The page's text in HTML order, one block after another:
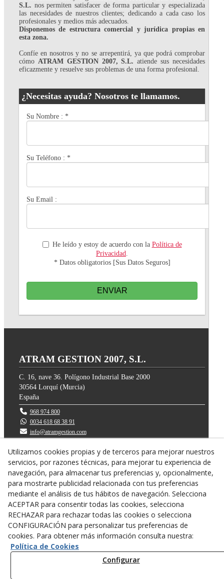
S.L. nos permiten satisfacer de forma particular y especializada
las necesidades de nuestros clientes; dedicando a cada caso los
profesionales y medios más adecuados.
Disponemos de estructura comercial y jurídica propias en
esta zona.
Confíe en nosotros y no se arrepentirá, ya que podrá comprobar
cómo ATRAM GESTION 2007, S.L. atiende sus necesidades
eficazmente y resuelve sus problemas de una forma profesional.
¿Necesitas ayuda? Nosotros te llamamos.
Su Nombre : *
Su Teléfono : *
Su Email :
He leído y estoy de acuerdo con la Política de
Privacidad
* Datos obligatorios [Sus Datos Seguros]
ENVIAR
ATRAM GESTION 2007, S.L.
C. 16, nave 36. Polígono Industrial Base 2000
30564 Lorquí (Murcia)
España
968 974 800
0034 618 68 38 91
info@atramgestion.com
Política de privacidad
Política Cookies
Utilizamos cookies propias y de terceros para mejorar nuestros
servicios, por razones técnicas, para mejorar tu experiencia de
navegación, para almacenar tus preferencias y, opcionalmente,
para mostrarte publicidad relacionada con tus preferencias
mediante el análisis de tus hábitos de navegación. Selecciona
ACEPTAR para consentir todas las cookies, selecciona
RECHAZAR para rechazar todas las cookies o selecciona
CONFIGURACIÓN para personalizar tus preferencias de
cookies. Para obtener más información consulta nuestra:
Política de Cookies
Configurar